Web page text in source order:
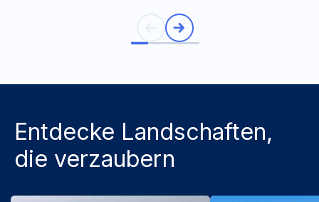
Entdecke Landschaften,
die verzaubern